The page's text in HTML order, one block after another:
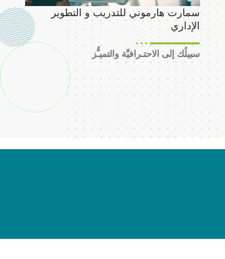
سمارت هارموني للتدريب و التطوير
الإداري
سبيلُك إلى الاحتـرافيَّة والتميـُّز
من